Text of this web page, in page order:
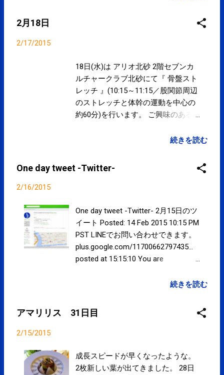
posted at 09:13:50 『子供は基礎体力がないから姿勢
が悪くなる』って、、、姿勢って体力とはあまり関
係ないと思うけど？！ #とくダネ ！ posted at
サクマフィジカルコンディショニング(@SPCstyle) -
Twilog To stop receiving these emails, you may
unsubscribe now . Email delivery powered by Google
Google Inc., 1600 Amphitheatre Parkway, Mountain
View, CA 94043, United States
2月18日
2/17/2015
18日(水)は アリオ北砂 2階セブンカ
ルチャークラブ北砂にて『 骨盤スト
レッチ 』(10:15～11:15／股関節周辺
のストレッチと体幹の運動を中心の
約60分)を行います。 ご興味のある
の ホームページ にてご確認下さい。
よる女性のためのケア 』(事前完全
営業しております。 営業予定 ≫ 当
院での施術は医療費控除の対象とな
ります。領収書が必要な方はお申し
出下さい。 領収書の発行につきまし
て ≫ コンディショニング・パフォー
期的・集中的な通院に SPCstyle-
売中！！ SPCstyle-store(Yahoo! ス
トア) »
続きを読む
One day tweet -Twitter-
2/16/2015
One day tweet -Twitter- 2月15日のツ
イート Posted: 14 Feb 2015 10:15 PM
PST LINEでお問い合わせできます。
plus.google.com/11700662797435…
posted at 15:15:10 You are
クマフィジカルコンディショニング
receiving these emails, you may
unsubscribe now . Email delivery
View, CA 94043, United States
続きを読む
アマリリス 31日目
2/15/2015
成長スピードが早くなったような。
2枚新しい葉が出てきました。 28日